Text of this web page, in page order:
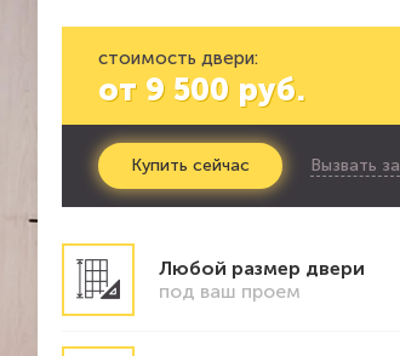
стоимость двери:
от 9 500 руб.
Купить сейчас Вызвать
Любой размер двери
под ваш проем